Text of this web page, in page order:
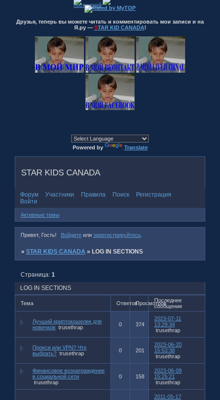
Друзья, теперь вы можете читать и комментировать мои записи и на
Я.ру — STAR KID CANADA!
Powered by Translate
STAR KIDS CANADA
Форум Участники Правила Поиск
Регистрация
Войти
Активные темы
Привет, Гость! Войдитеили зарегистрируйтесь.
»STAR KIDS CANADA » LOG IN SECTIONS
LOG IN SECTIONS
Страница:1
Тема ОтветовПросмотровПоследнее
сообщение
Лучший криптокошелек для
новичков trusethrap 0 374
2023-07-11
13:29:34
trusethrap
Прокси или VPN? Что
выбрать? trusethrap 0 201
2023-06-20
15:53:38
trusethrap
Финансовое вознаграждение
в социальной сети
trusethrap
0 158
2023-06-09
15:25:21
trusethrap
2011-05-17